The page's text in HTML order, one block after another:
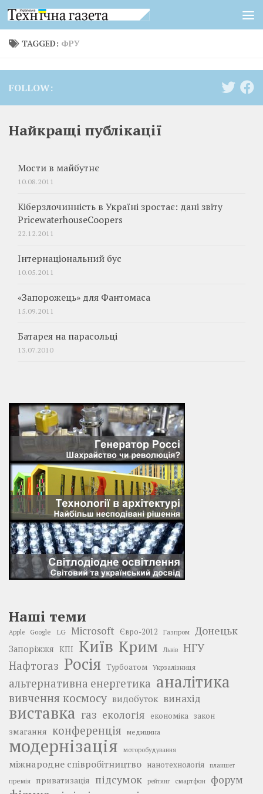
Skip to content
TAGGED: ФРУ
FOLLOW:
Найкращі публікації
Мости в майбутнє
10.08.2011
Кіберзлочинність в Україні зростає: дані звіту
PricewaterhouseCoopers
22.12.2011
Інтернаціональний бус
10.05.2011
«Запорожець» для Фантомаса
15.09.2011
Батарея на парасольці
13.07.2010
Наші теми
Apple Google LG Microsoft Євро-2012 Газпром Донецьк
Запоріжжя КПІ Київ Крим Львів
НГУ
Нафтогаз Росія Турбоатом Укрзалізниця
альтернативна енергетика аналітика
вивчення космосу видобуток винахід
виставка газ екологія економіка закон
змагання конференція медицина
модернізація моторобудування
міжнародне співробітництво нанотехнологія планшет
премія приватизація підсумок рейтинг смартфон форум